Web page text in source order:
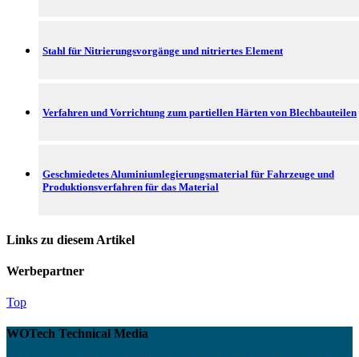
Stahl für Nitrierungsvorgänge und nitriertes Element
Verfahren und Vorrichtung zum partiellen Härten von Blechbauteilen
Geschmiedetes Aluminiumlegierungsmaterial für Fahrzeuge und
Produktionsverfahren für das Material
Links zu diesem Artikel
Werbepartner
Top
WOTech Technical Media